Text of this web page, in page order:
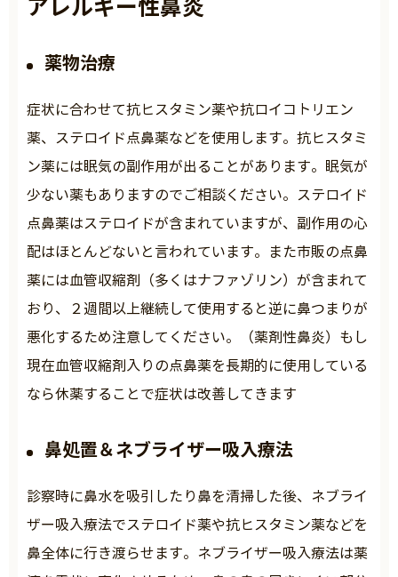
アレルギー性鼻炎
薬物治療
症状に合わせて抗ヒスタミン薬や抗ロイコトリエン
薬、ステロイド点鼻薬などを使用します。抗ヒスタミ
ン薬には眠気の副作用が出ることがあります。眠気が
少ない薬もありますのでご相談ください。ステロイド
点鼻薬はステロイドが含まれていますが、副作用の心
配はほとんどないと言われています。また市販の点鼻
薬には血管収縮剤（多くはナファゾリン）が含まれて
おり、２週間以上継続して使用すると逆に鼻つまりが
悪化するため注意してください。（薬剤性鼻炎）もし
現在血管収縮剤入りの点鼻薬を長期的に使用している
なら休薬することで症状は改善してきます
鼻処置＆ネブライザー吸入療法
診察時に鼻水を吸引したり鼻を清掃した後、ネブライ
ザー吸入療法でステロイド薬や抗ヒスタミン薬などを
鼻全体に行き渡らせます。ネブライザー吸入療法は薬